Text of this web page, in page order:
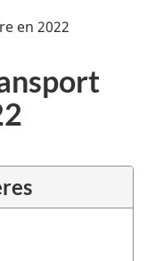
en 2022